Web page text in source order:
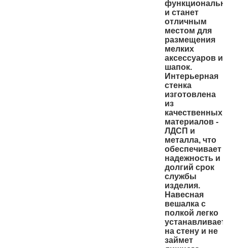
и станет
отличным
местом для
размещения
мелких
аксессуаров и
шапок.
Интерьерная
стенка
изготовлена
из
качественных
материалов -
ЛДСП и
металла, что
обеспечивает
надежность и
долгий срок
службы
изделия.
Навесная
вешалка с
полкой легко
на стену и не
займет